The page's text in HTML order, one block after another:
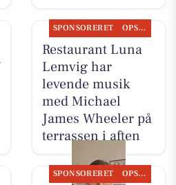
SPONSORERET OPSLAGSTAVLEN
Restaurant Luna
Lemvig har
levende musik
med Michael
James Wheeler på
terrassen i aften
SPONSORERET OPSLAGSTAVLEN